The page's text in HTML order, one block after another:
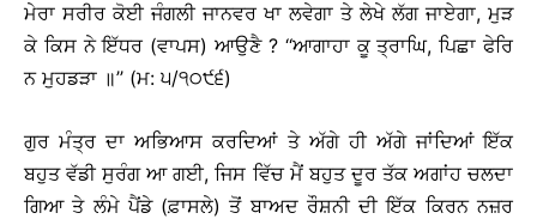
ਮੇਰਾ ਸਰੀਰ ਕੋਈ ਜੰਗਲੀ ਜਾਨਵਰ ਖਾ ਲਵੇਗਾ ਤੇ ਲੇਖੇ ਲੱਗ ਜਾਏਗਾ, ਮੁੜ
ਕੇ ਕਿਸ ਨੇ ਇੱਧਰ (ਵਾਪਸ) ਆਉਣੈ ? ‘‘ਆਗਾਹਾ ਕੂ ਤ੍ਰਾਘਿ, ਪਿਛਾ ਫੇਰਿ
ਨ ਮੁਹਡੜਾ ॥’’ (ਮ: ੫/੧੦੯੬)
ਗੁਰ ਮੰਤ੍ਰ ਦਾ ਅਭਿਆਸ ਕਰਦਿਆਂ ਤੇ ਅੱਗੇ ਹੀ ਅੱਗੇ ਜਾਂਦਿਆਂ ਇੱਕ
ਬਹੁਤ ਵੱਡੀ ਸੁਰੰਗ ਆ ਗਈ, ਜਿਸ ਵਿੱਚ ਮੈਂ ਬਹੁਤ ਦੂਰ ਤੱਕ ਅਗਾਂਹ ਚਲਦਾ
ਗਿਆ ਤੇ ਲੰਮੇ ਪੈਂਡੇ (ਫ਼ਾਸਲੇ) ਤੋਂ ਬਾਅਦ ਰੌਸ਼ਨੀ ਦੀ ਇੱਕ ਕਿਰਨ ਨਜ਼ਰ